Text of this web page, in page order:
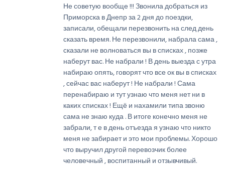
Не советую вообще !!! Звонила добраться из
Приморска в Днепр за 2 дня до поездки,
записали, обещали перезвонить на след день
сказать время. Не перезвонили, набрала сама ,
сказали не волноваться вы в списках , позже
наберут вас. Не набрали ! В день выезда с утра
набираю опять, говорят что все ок вы в списках
, сейчас вас наберут ! Не набрали ! Сама
перенабираю и тут узнаю что меня нет ни в
каких списках ! Ещё и нахамили типа звоню
сама не знаю куда . В итоге конечно меня не
забрали, т е в день отъезда я узнаю что никто
меня не забирает и это мои проблемы. Хорошо
что выручил другой перевозчик более
человечный , воспитанный и отзывчивый.